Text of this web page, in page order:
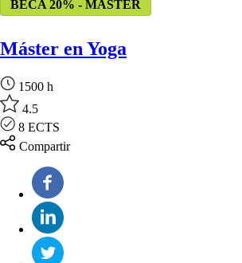
BECA 20% - MASTER
Máster en Yoga
1500 h
4.5
8 ECTS
Compartir